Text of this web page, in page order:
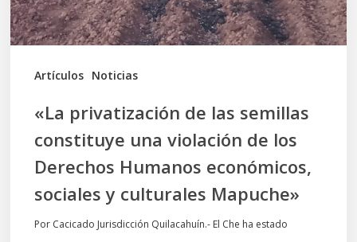
Artículos Noticias
violación
de
Humanos
económicos,
sociales
culturales
«La privatización de las semillas
constituye una violación de los
Derechos Humanos económicos,
sociales y culturales Mapuche»
Por Cacicado Jurisdicción Quilacahuín.- El Che ha estado